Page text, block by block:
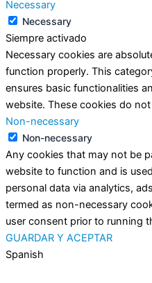
Necessary
Necessary
Siempre activado
Necessary cookies are
function properly. This
ensures basic functionalities
website. These cookies do
Non-necessary
Non-necessary
Any cookies that may not be
website to function and is
personal data via analytics,
termed as non-necessary
user consent prior to running
GUARDAR Y ACEPTAR
Spanish